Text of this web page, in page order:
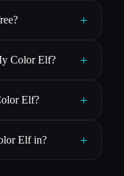
+
Color Elf? +
Elf? +
Elf in? +